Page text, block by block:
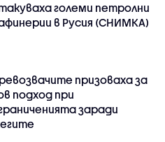
големи петролни
в Русия (СНИМКА)
призоваха за
подход при
заради